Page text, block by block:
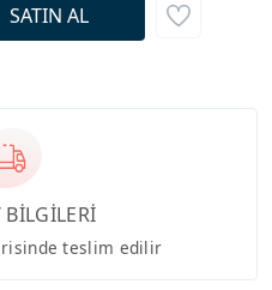
BİLGİLERİ
teslim edilir